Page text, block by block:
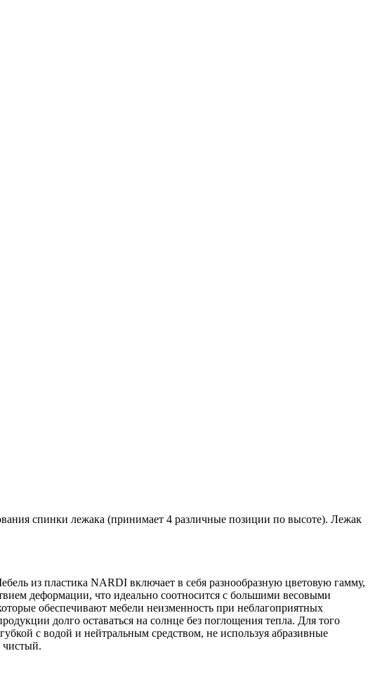
спинки лежака (принимает 4 различные позиции по высоте). Лежак
из пластика NARDI включает в себя разнообразную цветовую гамму,
деформации, что идеально соотносится с большими весовыми
обеспечивают мебели неизменность при неблагоприятных
долго оставаться на солнце без поглощения тепла. Для того
с водой и нейтральным средством, не используя абразивные
чистый.